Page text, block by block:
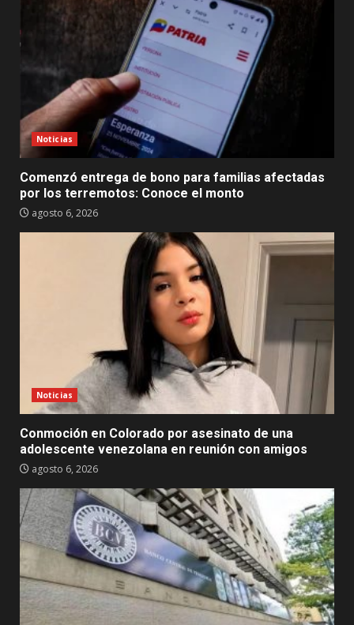
Noticias
Comenzó entrega de bono para familias afectadas
por los terremotos: Conoce el monto
agosto 6, 2026
Noticias
Conmoción en Colorado por asesinato de una
adolescente venezolana en reunión con amigos
agosto 6, 2026